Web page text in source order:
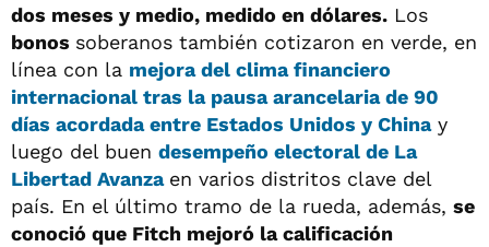
dos meses y medio, medido en dólares. Los
bonos soberanos también cotizaron en verde, en
línea con la mejora del clima financiero
internacional tras la pausa arancelaria de 90
días acordada entre Estados Unidos y Chinay
luego del buen desempeño electoral de La
Libertad Avanza en varios distritos clave del
país. En el último tramo de la rueda, además, se
conoció que Fitch mejoró la calificación